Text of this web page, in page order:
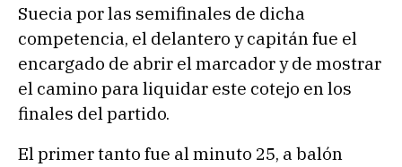
Suecia por las semifinales de dicha
competencia, el delantero y capitán fue el
encargado de abrir el marcador y de mostrar
el camino para liquidar este cotejo en los
finales del partido.
El primer tanto fue al minuto 25, a balón